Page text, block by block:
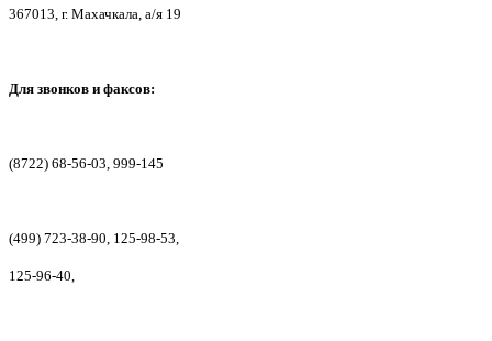
367013, г. Махачкала, а/я 19
Для звонков и факсов:
(8722) 68-56-03, 999-145
(499) 723-38-90, 125-98-53,
125-96-40,